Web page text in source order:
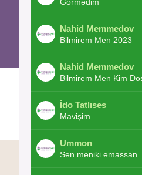
Nahid Memmedov
Bilmirem Men 2023
Nahid Memmedov
İdo Tatlıses
Mavişim
Ummon
Sen meniki emassan